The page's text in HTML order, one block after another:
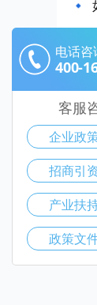
电话咨
400-
客服
企业政
招商引
产业扶
政策文